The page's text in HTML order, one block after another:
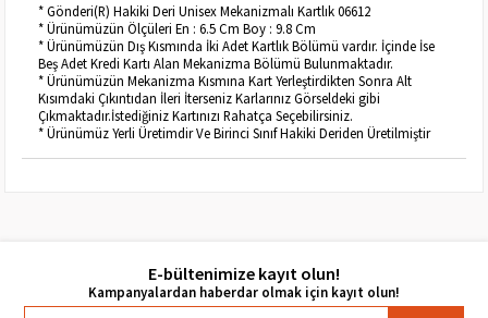
* Gönderi(R) Hakiki Deri Unisex Mekanizmalı Kartlık 06612
* Ürünümüzün Ölçüleri En : 6.5 Cm Boy : 9.8 Cm
* Ürünümüzün Dış Kısmında İki Adet Kartlık Bölümü vardır. İçinde İse
Beş Adet Kredi Kartı Alan Mekanizma Bölümü Bulunmaktadır.
* Ürünümüzün Mekanizma Kısmına Kart Yerleştirdikten Sonra Alt
Kısımdaki Çıkıntıdan İleri İterseniz Karlarınız Görseldeki gibi
Çıkmaktadır.İstediğiniz Kartınızı Rahatça Seçebilirsiniz.
* Ürünümüz Yerli Üretimdir Ve Birinci Sınıf Hakiki Deriden Üretilmiştir
E-bültenimize kayıt olun!